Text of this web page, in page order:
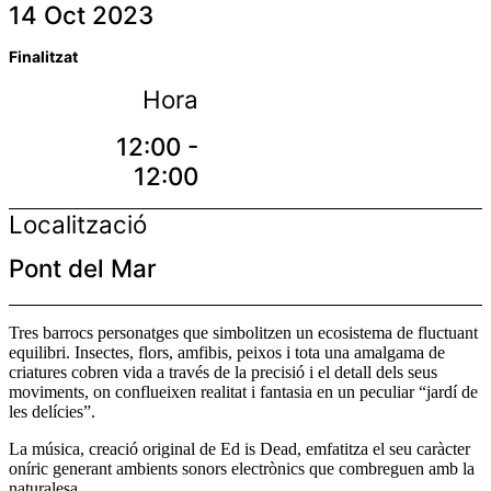
14 Oct 2023
Finalitzat
Hora
12:00 -
12:00
Localització
Pont del Mar
Tres barrocs personatges que simbolitzen un ecosistema de fluctuant
equilibri. Insectes, flors, amfibis, peixos i tota una amalgama de
criatures cobren vida a través de la precisió i el detall dels seus
moviments, on conflueixen realitat i fantasia en un peculiar “jardí de
les delícies”.
La música, creació original de Ed is Dead, emfatitza el seu caràcter
oníric generant ambients sonors electrònics que combreguen amb la